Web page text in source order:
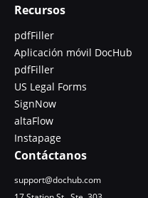
Recursos
pdfFiller
Aplicación móvil DocHub
pdfFiller
US Legal Forms
SignNow
altaFlow
Instapage
Contáctanos
support@dochub.com